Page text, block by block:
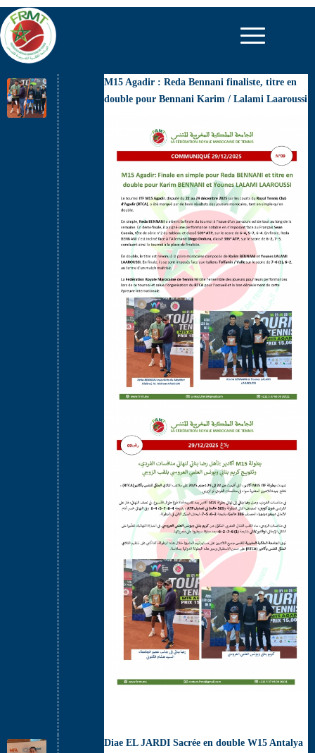
M15 Agadir : Reda Bennani finaliste, titre en
double pour Bennani Karim / Lalami Laaroussi
Diae EL JARDI Sacrée en double W15 Antalya